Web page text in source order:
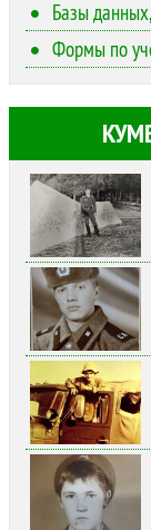
Базы
Формы по